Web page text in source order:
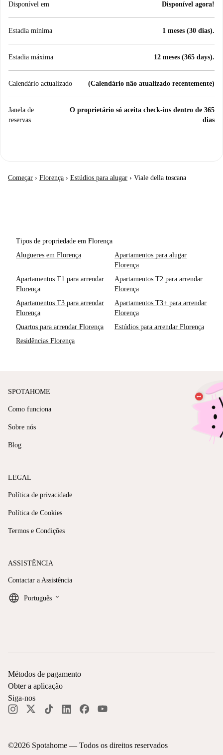
Disponível em Disponível agora!
Estadia mínima 1 meses (30 dias).
Estadia máxima 12 meses (365 days).
Calendário actualizado (Calendário não atualizado recentemente)
Janela de
reservas
O proprietário só aceita check-ins dentro de 365
dias
Começar › Florença › Estúdios para alugar › Viale della toscana
Tipos de propriedade em Florença
Alugueres em Florença
Apartamentos para alugar
Florença
Apartamentos T1 para arrendar
Florença
Apartamentos T2 para arrendar
Florença
Apartamentos T3 para arrendar
Florença
Apartamentos T3+ para arrendar
Florença
Quartos para arrendar Florença
Estúdios para arrendar Florença
Residências Florença
SPOTAHOME
Como funciona
Sobre nós
Blog
LEGAL
Política de privacidade
Política de Cookies
Termos e Condições
ASSISTÊNCIA
Contactar a Assistência
Português keyboard_arrow_down
©2026 Spotahome — Todos os direitos reservados
Métodos de pagamento
Obter a aplicação
Siga-nos